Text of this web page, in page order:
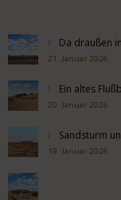
Da draußen
21. Januar 2026
Ein altes
20. Januar 2026
Sandsturm
19. Januar 2026